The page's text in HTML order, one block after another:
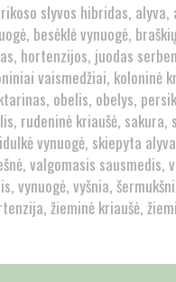
slyvos hibridas alyva
besėklė vynuogė
hortenzijos juodas
vaismedžiai koloninė
obelis obelys
rudeninė kriaušė sakura
vynuogė skiepyta alyva
valgomasis sausmedis
vynuogė vyšnia
žieminė kriaušė